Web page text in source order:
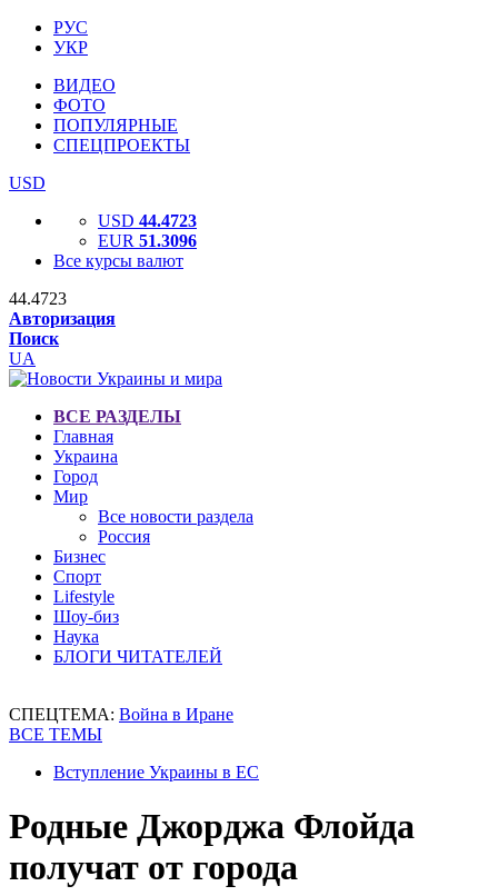
РУС
УКР
ВИДЕО
ФОТО
ПОПУЛЯРНЫЕ
СПЕЦПРОЕКТЫ
USD
USD 44.4723
EUR 51.3096
Все курсы валют
44.4723
Авторизация
Поиск
UA
ВСЕ РАЗДЕЛЫ
Главная
Украина
Город
Мир
Все новости раздела
Россия
Бизнес
Спорт
Lifestyle
Шоу-биз
Наука
БЛОГИ ЧИТАТЕЛЕЙ
СПЕЦТЕМА: Война в Иране
ВСЕ ТЕМЫ
Вступление Украины в ЕС
Родные Джорджа Флойда
получат от города